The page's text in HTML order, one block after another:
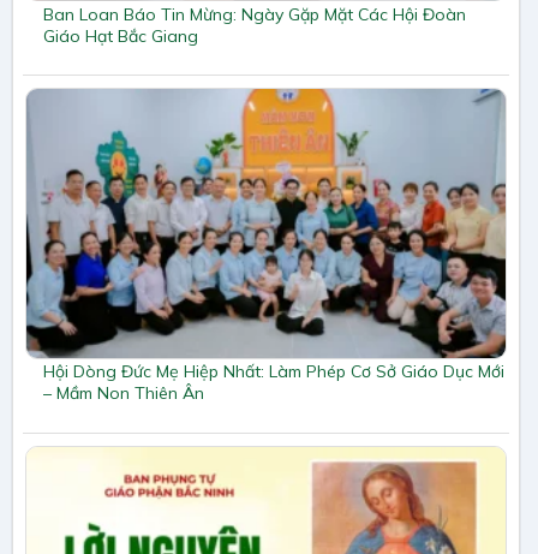
Ban Loan Báo Tin Mừng: Ngày Gặp Mặt Các Hội Đoàn
Giáo Hạt Bắc Giang
Hội Dòng Đức Mẹ Hiệp Nhất: Làm Phép Cơ Sở Giáo Dục Mới
– Mầm Non Thiên Ân